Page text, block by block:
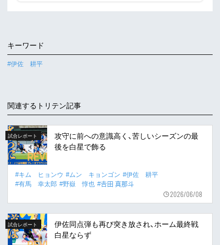
キーワード
#伊佐 耕平
関連するトリテン記事
試合レポート
攻守に前への意識高く、苦しいシーズンの最
後を白星で飾る
#キム ヒョンウ #ムン キョンゴン #伊佐 耕平
#有馬 幸太郎 #野嶽 惇也 #𠮷田 真那斗
2026/06/08
試合レポート
伊佐同点弾も再び突き放され、ホーム最終戦
白星ならず